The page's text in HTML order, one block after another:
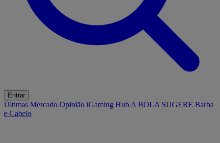
Entrar
Últimas Mercado Opinião iGaming Hub A BOLA SUGERE Barba
e Cabelo